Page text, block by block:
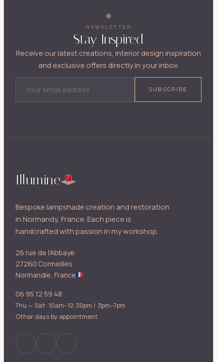
NEWSLETTER
Stay Inspired
Receive our latest creations, interior design inspiration
and exclusive offers directly in your inbox.
SUBSCRIBE
Illumine
Bespoke lampshade creation and restoration
in Normandy, France. Each piece is
handcrafted with passion in my workshop.
26 rue de l'Abbaye
27260 Cormeilles
Normandie, France
06 95 12 59 48
Thu — Sat: 10am–12:30pm / 3pm–7pm
Other days by appointment